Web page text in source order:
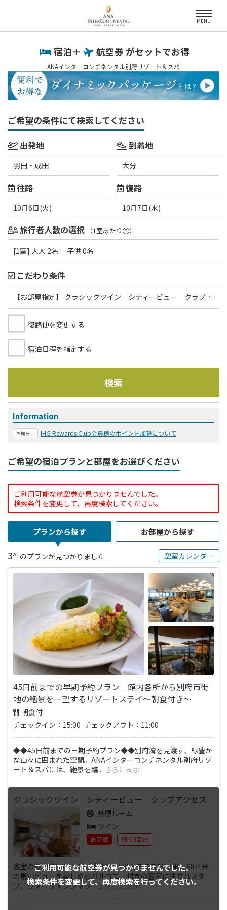
MENU
宿泊＋ 航空券 がセットでお得
ANAインターコンチネンタル別府リゾート＆スパ
ご希望の条件にて検索してください
出発地
羽田・成田
到着地
大分
往路
10月6日(火)
復路
10月7日(水)
旅行者人数の選択 （1室あたり ）
[1室] 大人 2名 子供 0名
こだわり条件
【お部屋指定】 クラシックツイン シティービュー クラブアクセス
復路便を変更する
宿泊日程を指定する
検索
Information
お知らせ IHG Rewards Club会員様のポイント加算について
ご希望の宿泊プランと部屋をお選びください
ご利用可能な航空券が見つかりませんでした。
検索条件を変更して、再度検索してください。
プランから探す お部屋から探す
3件のプランが見つかりました 空室カレンダー
45日前までの早期予約プラン 館内各所から別府市街
地の絶景を一望するリゾートステイ～朝食付き～
朝食付
チェックイン：15:00 チェックアウト：11:00
◆◆45日前までの早期予約プラン◆◆別府湾を見渡す、緑豊か
な山々に囲まれた空間。ANAインターコンチネンタル別府リゾ
ート＆スパには、絶景を臨... さらに表示
ご利用可能な航空券が見つかりませんでした。
検索条件を変更して、再度検索を行ってください。
クラシックツイン シティービュー クラブアクセス
禁煙ルーム
ツイン
最安値 残り3部屋
客室の総面積：68平米（室内52平米＋テラス16平米）68平米
の扇山ビューを楽しめるバルコニー付きの客室に独立バスタ
ブ、ウォークインシャワー...さらに表示